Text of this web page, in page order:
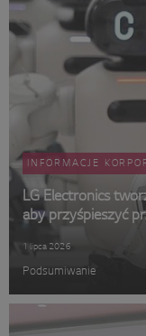
INFORMACJE
LG Electronics
aby przyśpieszyć
1 lipca 2026
Podsumiwanie